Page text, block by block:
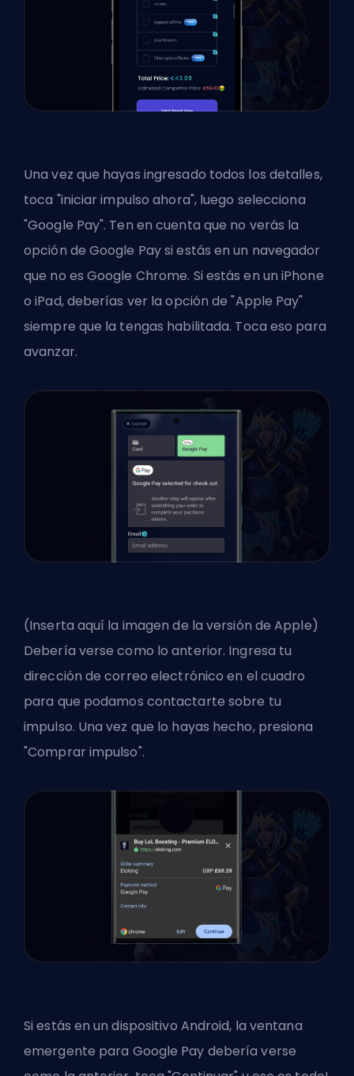
Una vez que hayas ingresado todos los detalles,
toca "iniciar impulso ahora", luego selecciona
"Google Pay". Ten en cuenta que no verás la
opción de Google Pay si estás en un navegador
que no es Google Chrome. Si estás en un iPhone
o iPad, deberías ver la opción de "Apple Pay"
siempre que la tengas habilitada. Toca eso para
avanzar.
(Inserta aquí la imagen de la versión de Apple)
Debería verse como lo anterior. Ingresa tu
dirección de correo electrónico en el cuadro
para que podamos contactarte sobre tu
impulso. Una vez que lo hayas hecho, presiona
"Comprar impulso".
Si estás en un dispositivo Android, la ventana
emergente para Google Pay debería verse